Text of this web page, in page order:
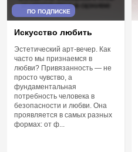
ПО ПОДПИСКЕ
Искусство любить
Эстетический арт-вечер. Как
часто мы признаемся в
любви? Привязанность — не
просто чувство, а
фундаментальная
потребность человека в
безопасности и любви. Она
проявляется в самых разных
формах: от ф...